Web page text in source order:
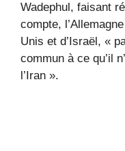
Wadephul, faisant
compte,
Unis et d’Israël, «
commun à ce qu’il
l’Iran ».